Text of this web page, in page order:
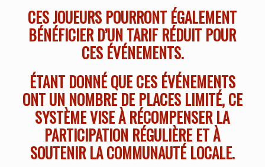
CES JOUEURS POURRONT ÉGALEMENT
BÉNÉFICIER D’UN TARIF RÉDUIT POUR
CES ÉVÉNEMENTS.
ÉTANT DONNÉ QUE CES ÉVÉNEMENTS
ONT UN NOMBRE DE PLACES LIMITÉ, CE
SYSTÈME VISE À RÉCOMPENSER LA
PARTICIPATION RÉGULIÈRE ET À
SOUTENIR LA COMMUNAUTÉ LOCALE.